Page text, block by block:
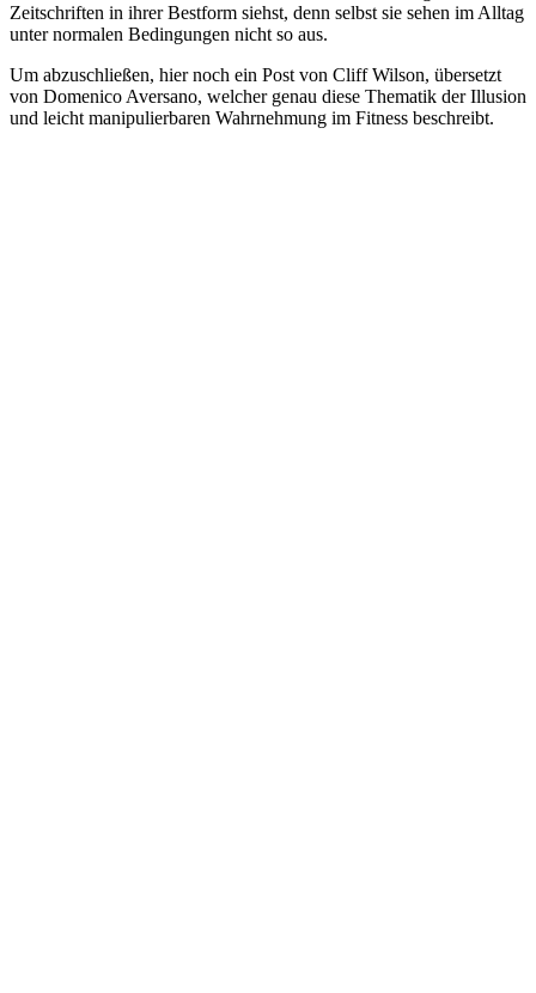
Zeitschriften in ihrer Bestform siehst, denn selbst sie sehen im Alltag
unter normalen Bedingungen nicht so aus.
Um abzuschließen, hier noch ein Post von Cliff Wilson, übersetzt
von Domenico Aversano, welcher genau diese Thematik der Illusion
und leicht manipulierbaren Wahrnehmung im Fitness beschreibt.